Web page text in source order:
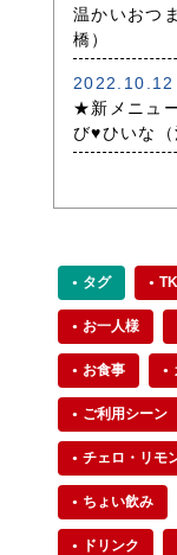
温かいおつ
橋）
2022.10.12
★新メニュ
び♥ひいな（
タグ
お一人様
お食事
ご利用シーン
チェロ・リモ
ちょい飲み
ドリンク